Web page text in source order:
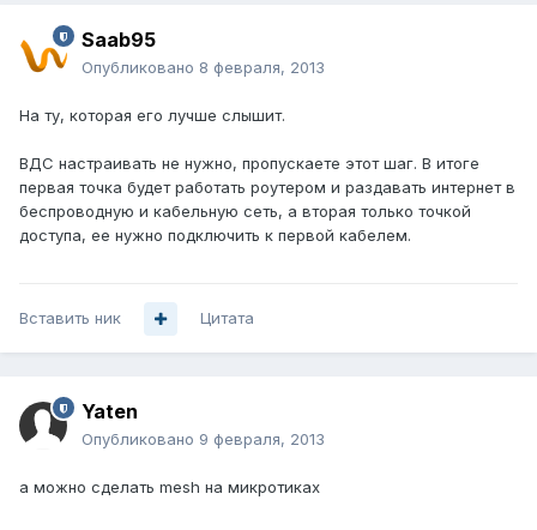
Saab95
Опубликовано 8 февраля, 2013
На ту, которая его лучше слышит.
ВДС настраивать не нужно, пропускаете этот шаг. В итоге
первая точка будет работать роутером и раздавать интернет в
беспроводную и кабельную сеть, а вторая только точкой
доступа, ее нужно подключить к первой кабелем.
Вставить ник Цитата
Yaten
Опубликовано 9 февраля, 2013
а можно сделать mesh на микротиках